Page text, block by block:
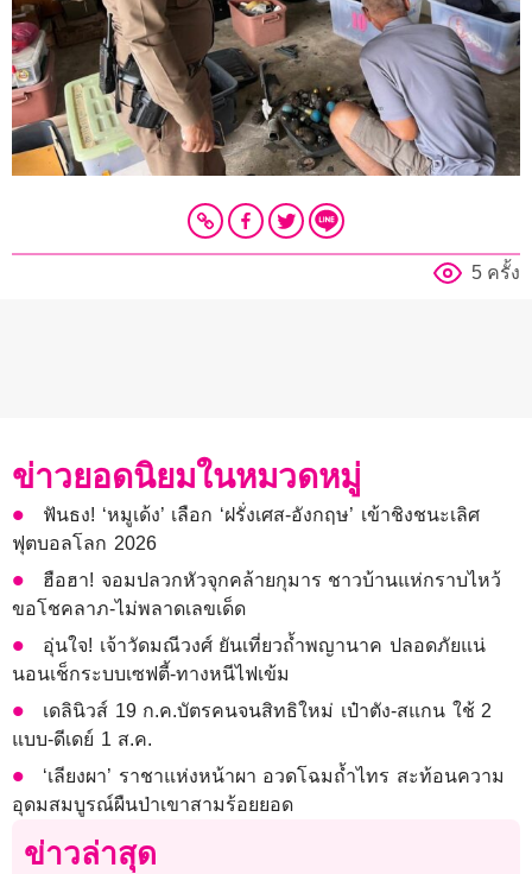
5 ครั้ง
ข่าวยอดนิยมในหมวดหมู่
ฟันธง! ‘หมูเด้ง’ เลือก ‘ฝรั่งเศส-อังกฤษ’ เข้าชิงชนะเลิศ
ฟุตบอลโลก 2026
ฮือฮา! จอมปลวกหัวจุกคล้ายกุมาร ชาวบ้านแห่กราบไหว้
ขอโชคลาภ-ไม่พลาดเลขเด็ด
อุ่นใจ! เจ้าวัดมณีวงศ์ ยันเที่ยวถ้ำพญานาค ปลอดภัยแน่
นอนเช็กระบบเซฟตี้-ทางหนีไฟเข้ม
เดลินิวส์ 19 ก.ค.บัตรคนจนสิทธิใหม่ เป๋าตัง-สแกน ใช้ 2
แบบ-ดีเดย์ 1 ส.ค.
‘เลียงผา’ ราชาแห่งหน้าผา อวดโฉมถ้ำไทร สะท้อนความ
อุดมสมบูรณ์ผืนป่าเขาสามร้อยยอด
ข่าวล่าสุด